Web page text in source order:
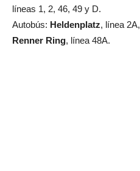
líneas 1, 2, 46, 49 y D.
Autobús: Heldenplatz, línea 2A,
Renner Ring, línea 48A.